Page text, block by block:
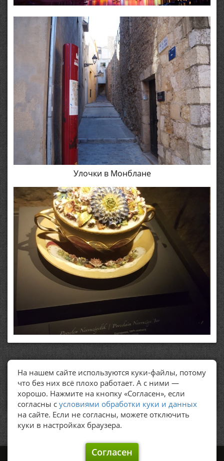
Улочки в Монблане
ПОЛЕЗНЫЕ ССЫЛКИ
Политика обработки персональных данных
Graker's, 2009 – 2026.
На нашем сайте используются куки-файлы, потому
что без них всё плохо работает. А с ними —
хорошо. Нажмите на кнопку «Согласен», если
согласны с условиями обработки куки и данных
на сайте. Если не согласны, можете отключить
куки в настройках браузера.
Согласен